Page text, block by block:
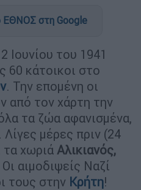
ΕΘΝΟΣ στη Google
Ιουνίου του 1941
60 κάτοικοι στο
. Την επομένη οι
από τον χάρτη την
τα ζώα αφανισμένα,
μέρες πριν (24
τα χωριά Αλικιανός,
Οι αιμοδιψείς Ναζί
τους στην Κρήτη!